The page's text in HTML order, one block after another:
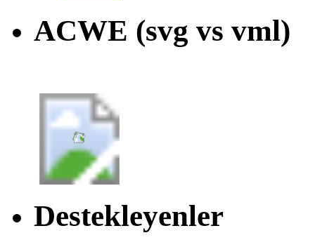
ACWE (svg vs vml)
Destekleyenler